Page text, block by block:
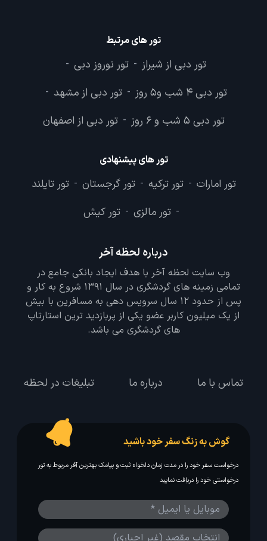
تور های مرتبط
تور دبی از شیراز - تور نوروز دبی -
تور دبی 4 شب و5 روز - تور دبی از مشهد -
تور دبی 5 شب و 6 روز - تور دبی از اصفهان
تور های پیشنهادی
تور امارات - تور ترکیه - تور گرجستان - تور تایلند
- تور مالزی - تور کیش
درباره لحظه آخر
وب سایت لحظه آخر با هدف ایجاد بانکی جامع در
تمامی زمینه های گردشگری در سال 1391 شروع به کار و
پس از حدود 12 سال سرویس دهی به مسافرین با بیش
از یک میلیون کاربر عضو یکی از پربازدید ترین استارتاپ
های گردشگری می باشد.
تماس با ما درباره ما تبلیغات در لحظه
گوش به زنگ سفر خود باشید
درخواست سفر خود را در مدت زمان دلخواه ثبت و پیامک بهترین آفر مربوط به تور
درخواستی خود را دریافت نمایید